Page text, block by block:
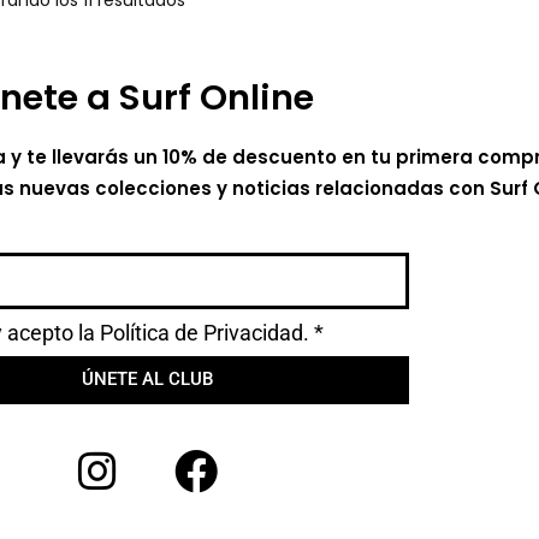
a Surf Online
te llevarás un 10% de descuento en tu primera
nuevas colecciones y noticias relacionadas con Surf
acepto la Política de Privacidad. *
ÚNETE AL CLUB